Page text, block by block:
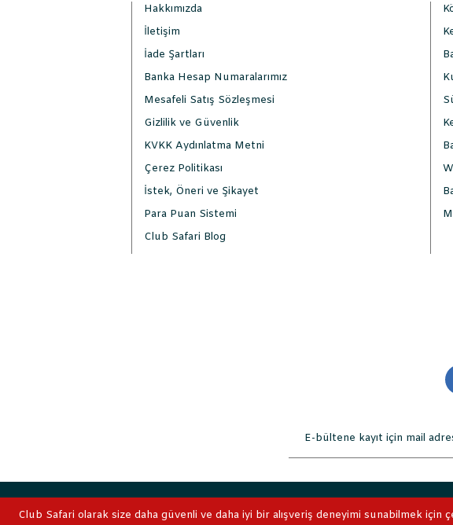
Club Safari olarak size daha güvenli ve daha iyi bir alışveriş deneyimi sunabilmek için
Hakkımızda
İletişim
İade Şartları
Banka Hesap Numaralarımız
Mesafeli Satış Sözleşmesi
Gizlilik ve Güvenlik
KVKK Aydınlatma Metni
Çerez Politikası
İstek, Öneri ve Şikayet
Para Puan Sistemi
Club Safari Blog